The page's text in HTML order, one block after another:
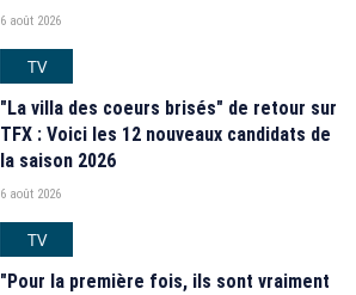
6 août 2026
TV
"La villa des coeurs brisés" de retour sur
TFX : Voici les 12 nouveaux candidats de
la saison 2026
6 août 2026
TV
"Pour la première fois, ils sont vraiment